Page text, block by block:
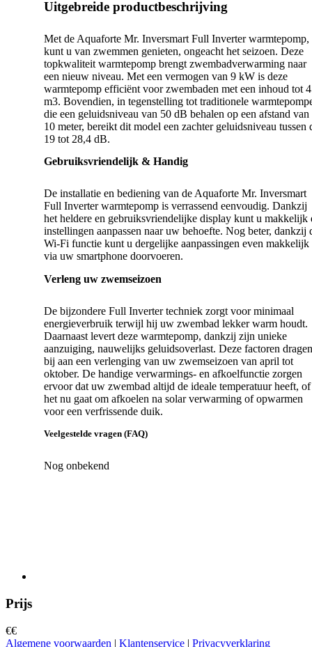
Uitgebreide productbeschrijving
Met de Aquaforte Mr. Inversmart Full Inverter warmtepomp,
kunt u van zwemmen genieten, ongeacht het seizoen. Deze
topkwaliteit warmtepomp brengt zwembadverwarming naar
een nieuw niveau. Met een vermogen van 9 kW is deze
warmtepomp efficiënt voor zwembaden met een inhoud tot
m3. Bovendien, in tegenstelling tot traditionele
die een geluidsniveau van 50 dB behalen op een afstand van
10 meter, bereikt dit model een zachter geluidsniveau tussen
19 tot 28,4 dB.
Gebruiksvriendelijk & Handig
De installatie en bediening van de Aquaforte Mr. Inversmart
Full Inverter warmtepomp is verrassend eenvoudig. Dankzij
het heldere en gebruiksvriendelijke display kunt u makkelijk
instellingen aanpassen naar uw behoefte. Nog beter, dankzij
Wi-Fi functie kunt u dergelijke aanpassingen even makkelijk
via uw smartphone doorvoeren.
Verleng uw zwemseizoen
De bijzondere Full Inverter techniek zorgt voor minimaal
energieverbruik terwijl hij uw zwembad lekker warm houdt.
Daarnaast levert deze warmtepomp, dankzij zijn unieke
aanzuiging, nauwelijks geluidsoverlast. Deze factoren dragen
bij aan een verlenging van uw zwemseizoen van april tot
oktober. De handige verwarmings- en afkoelfunctie zorgen
ervoor dat uw zwembad altijd de ideale temperatuur heeft, of
het nu gaat om afkoelen na solar verwarming of opwarmen
voor een verfrissende duik.
Veelgestelde vragen (FAQ)
Nog onbekend
Prijs
€€
Algemene voorwaarden | Klantenservice | Privacyverklaring